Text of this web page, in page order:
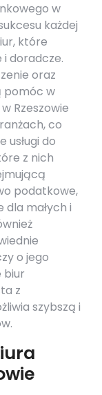
w
każdej
które
i doradcze.
oraz
pomóc w
Rzeszowie
co
usługi do
z nich
podatkowe,
małych i
o jego
biur
z
szybszą i